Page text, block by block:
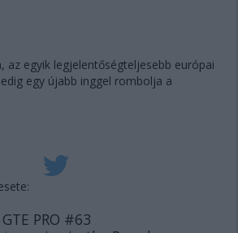
az egyik legjelentőségteljesebb európai
egy újabb inggel rombolja a
PRO #63